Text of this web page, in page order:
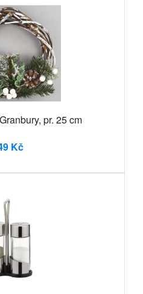
pr. 25 cm
Kč